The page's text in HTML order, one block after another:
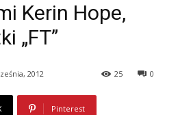
Kerin Hope,
„FT”
2012 0
25
Pinterest